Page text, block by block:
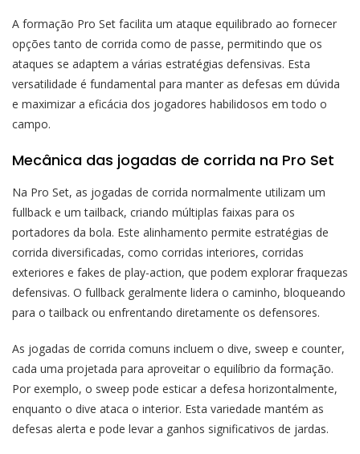
A formação Pro Set facilita um ataque equilibrado ao fornecer
opções tanto de corrida como de passe, permitindo que os
ataques se adaptem a várias estratégias defensivas. Esta
versatilidade é fundamental para manter as defesas em dúvida
e maximizar a eficácia dos jogadores habilidosos em todo o
campo.
Mecânica das jogadas de corrida na Pro Set
Na Pro Set, as jogadas de corrida normalmente utilizam um
fullback e um tailback, criando múltiplas faixas para os
portadores da bola. Este alinhamento permite estratégias de
corrida diversificadas, como corridas interiores, corridas
exteriores e fakes de play-action, que podem explorar fraquezas
defensivas. O fullback geralmente lidera o caminho, bloqueando
para o tailback ou enfrentando diretamente os defensores.
As jogadas de corrida comuns incluem o dive, sweep e counter,
cada uma projetada para aproveitar o equilíbrio da formação.
Por exemplo, o sweep pode esticar a defesa horizontalmente,
enquanto o dive ataca o interior. Esta variedade mantém as
defesas alerta e pode levar a ganhos significativos de jardas.